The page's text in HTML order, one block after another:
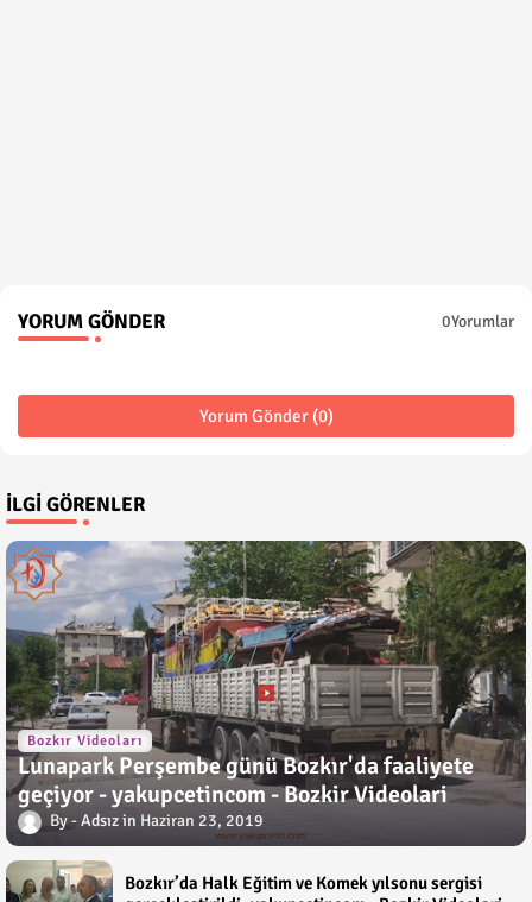
YORUM GÖNDER 0Yorumlar
Yorum Gönder (0)
İLGI GÖRENLER
Bozkır Videoları
Lunapark Perşembe günü Bozkır'da faaliyete
geçiyor - yakupcetincom - Bozkir Videolari
Adsız Haziran 23, 2019
Bozkır’da Halk Eğitim ve Komek yılsonu sergisi